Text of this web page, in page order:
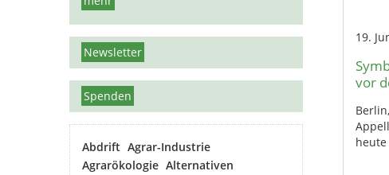
Newsletter
Spenden
Abdrift Agrar-Industrie
Agrarökologie Alternativen
19.
vor